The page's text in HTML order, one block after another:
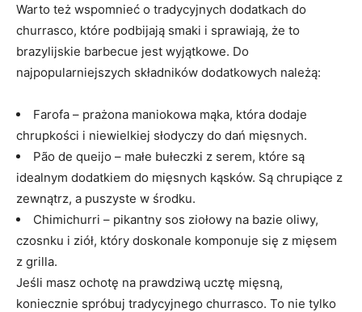
Warto też wspomnieć o tradycyjnych⁣ dodatkach do
churrasco, które podbijają‍ smaki i sprawiają, że to
brazylijskie barbecue jest wyjątkowe. Do
najpopularniejszych składników dodatkowych należą:
Farofa – prażona maniokowa mąka, ‌która dodaje
chrupkości i niewielkiej słodyczy do dań mięsnych.
⁤Pão de queijo – małe bułeczki z serem, które są
idealnym dodatkiem do mięsnych kąsków. Są chrupiące z
zewnątrz, a ⁤puszyste w środku.
Chimichurri – pikantny sos ziołowy na bazie oliwy,⁢
czosnku i ziół,‌ który doskonale komponuje się z‌ mięsem
z grilla.
Jeśli masz ochotę na ​prawdziwą‌ ucztę mięsną,
koniecznie spróbuj tradycyjnego churrasco. To ​nie tylko